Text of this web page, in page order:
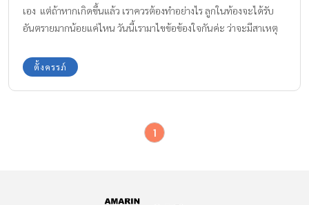
เอง แต่ถ้าหากเกิดขึ้นแล้ว เราควรต้องทำอย่างไร ลูกในท้องจะได้รับ
อันตรายมากน้อยแค่ไหน วันนี้เรามาไขข้อข้องใจกันค่ะ ว่าจะมีสาเหตุ
การที่คนท้องลื่นล้มค่ะ
ตั้งครรภ์
1